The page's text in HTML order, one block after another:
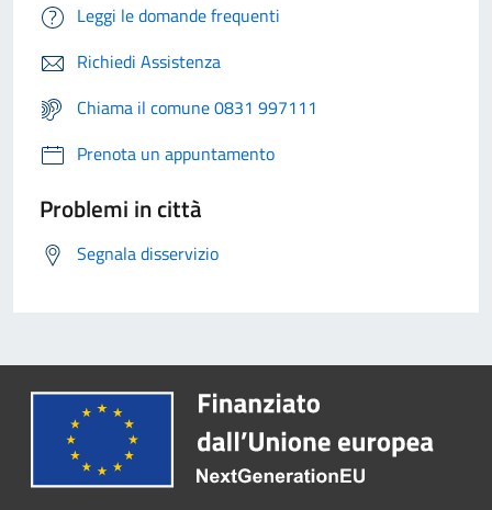
Leggi le domande frequenti
Richiedi Assistenza
Chiama il comune 0831 997111
Prenota un appuntamento
Problemi in città
Segnala disservizio